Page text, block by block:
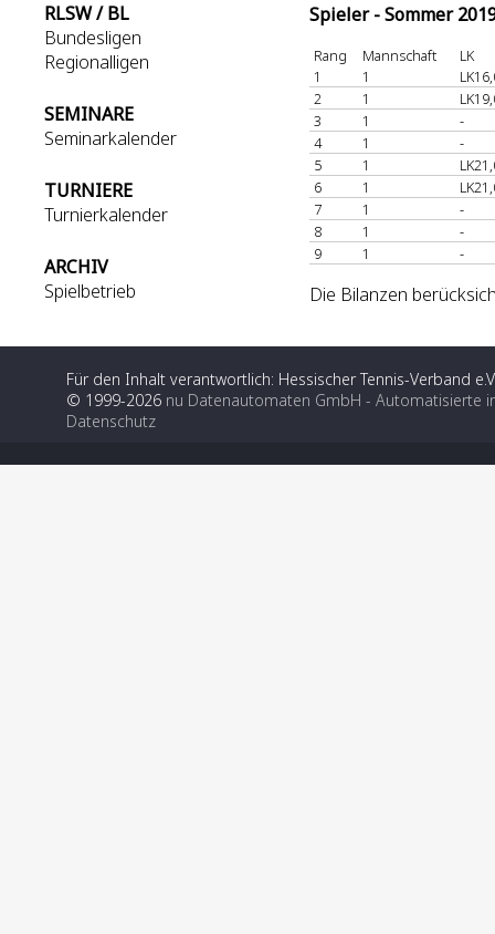
RLSW / BL
Bundesligen
Regionalligen
SEMINARE
Seminarkalender
TURNIERE
Turnierkalender
ARCHIV
Spielbetrieb
Spieler - Sommer
Rang Mannschaft
LK
1
1
2
1
3
1
-
4
1
-
5
1
6
1
7
1
-
8
1
-
9
1 -
Die Bilanzen
Für den Inhalt verantwortlich: Hessischer Tennis-Verband
© 1999-2026 nu Datenautomaten GmbH - Automatisierte
Datenschutz